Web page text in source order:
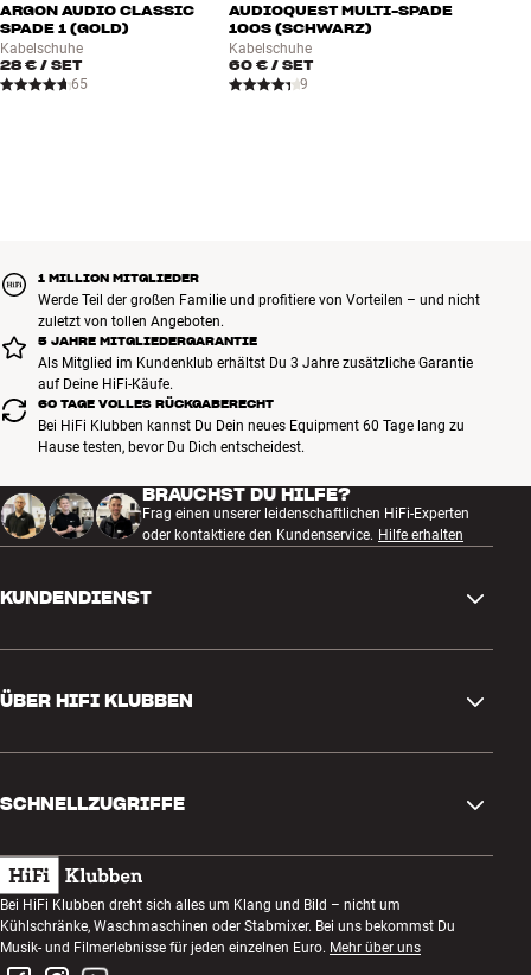
ARGON AUDIO CLASSIC
SPADE 1 (GOLD)
Kabelschuhe
28 € / SET
65
AUDIOQUEST MULTI-SPADE
100S (SCHWARZ)
Kabelschuhe
60 €/ SET
9
1 MILLION MITGLIEDER
Werde Teil der großen Familie und profitiere von Vorteilen – und nicht
zuletzt von tollen Angeboten.
5 JAHRE MITGLIEDERGARANTIE
Als Mitglied im Kundenklub erhältst Du 3 Jahre zusätzliche Garantie
auf Deine HiFi-Käufe.
60 TAGE VOLLES RÜCKGABERECHT
Bei HiFi Klubben kannst Du Dein neues Equipment 60 Tage lang zu
Hause testen, bevor Du Dich entscheidest.
BRAUCHST DU HILFE?
Frag einen unserer leidenschaftlichen HiFi-Experten
oder kontaktiere den Kundenservice. Hilfe erhalten
KUNDENDIENST
Rückgabe und Reklamation
Bestellung widerrufen
AGB
Datenschutzerklärung
ÜBER HIFI KLUBBEN
Kundenklub
Abend zum Zuhören
Wettbewerbe
SCHNELLZUGRIFFE
Geschenkkarte
Bauen mit Klang
Montage und Installation
Bei HiFi Klubben dreht sich alles um Klang und Bild – nicht um
Kühlschränke, Waschmaschinen oder Stabmixer. Bei uns bekommst Du
Musik- und Filmerlebnisse für jeden einzelnen Euro. Mehr über uns